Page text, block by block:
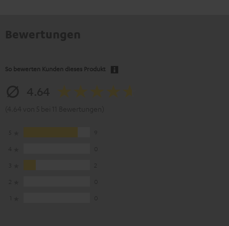
So bewerten Kunden dieses Produkt